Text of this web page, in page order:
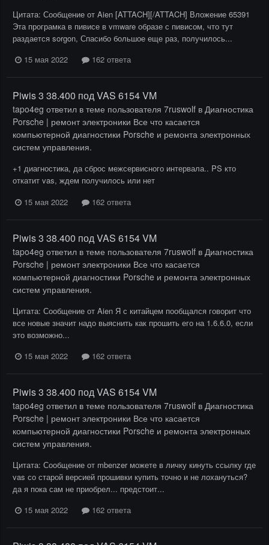
Цитата: Сообщение от Aien [ATTACH][/ATTACH] Вложение 65391
Эта програмка в пивисе в vmware образе с пивисом, что тут
раздается sorgon, Спасибо большое еще раз, получилось...
15 мая 2022
162 ответа
Piwis 3 38.400 под VAS 6154 VM
tapo4eg ответил в теме пользователя 7ruswolf в Диагностика
Porsche | ремонт электроники Все что касается
компьютерной диагностики Porsche и ремонта электронных
систем управления.
+1 диагностика, да сброс межсервисного интервала.. PS кто
откатит vas, ждем получилось или нет
15 мая 2022
162 ответа
Piwis 3 38.400 под VAS 6154 VM
tapo4eg ответил в теме пользователя 7ruswolf в Диагностика
Porsche | ремонт электроники Все что касается
компьютерной диагностики Porsche и ремонта электронных
систем управления.
Цитата: Сообщение от Aien Я с китайцем пообщался говорит что
все новые значит надо выяснить как прошить его на 1.6.6.0, если
это возможно...
15 мая 2022
162 ответа
Piwis 3 38.400 под VAS 6154 VM
tapo4eg ответил в теме пользователя 7ruswolf в Диагностика
Porsche | ремонт электроники Все что касается
компьютерной диагностики Porsche и ремонта электронных
систем управления.
Цитата: Сообщение от mbenzer можете в личку кинуть ссылку где
vas со старой версией прошивки купить точно и не лохануться?
да я пока сам не приобрел... предстоит...
15 мая 2022
162 ответа